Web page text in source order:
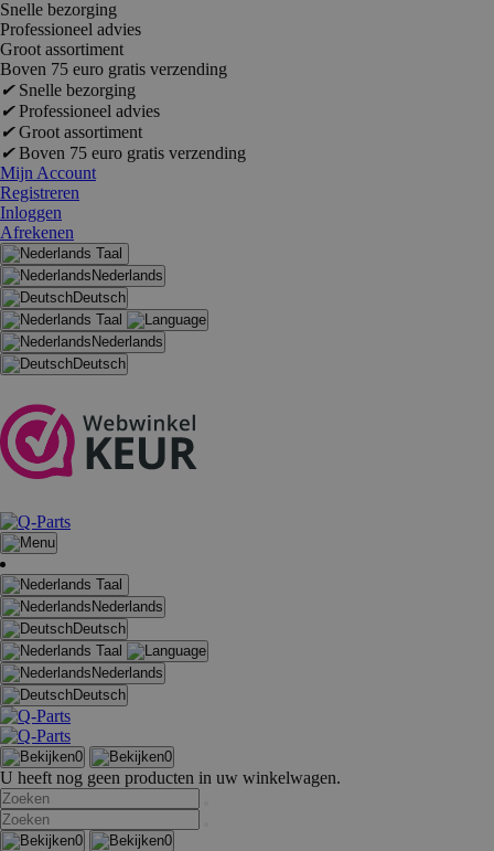
Snelle bezorging
Professioneel advies
Groot assortiment
Boven 75 euro gratis verzending
✔Snelle bezorging
✔Professioneel advies
✔Groot assortiment
✔Boven 75 euro gratis verzending
Mijn Account
Registreren
Inloggen
Afrekenen
Taal
Nederlands
Deutsch
Taal
Nederlands
Deutsch
Taal
Nederlands
Deutsch
Taal
Nederlands
Deutsch
0 0
U heeft nog geen producten in uw winkelwagen.
0 0